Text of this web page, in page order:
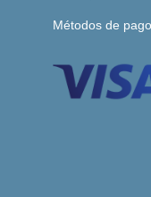
Métodos de